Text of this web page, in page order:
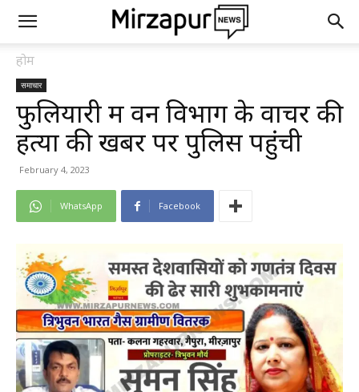
होम
समाचार
फुलियारी में वन विभाग के वाचर की
हत्या की खबर पर पुलिस पहुंची
February 4, 2023
WhatsApp Facebook